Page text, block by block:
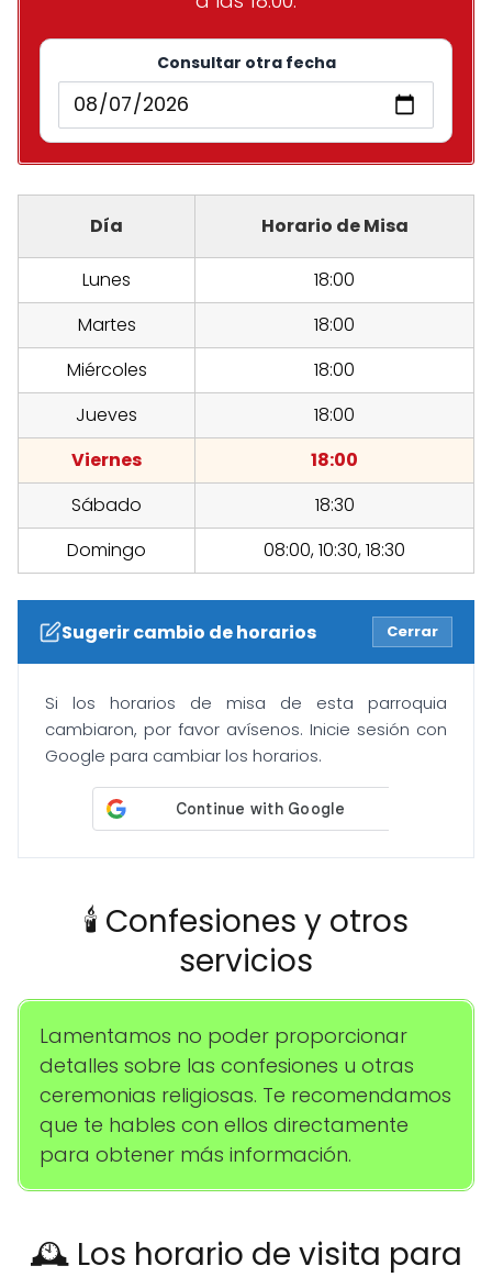
Consultar otra fecha
Día Horario de Misa
Lunes
18:00
Martes
18:00
Miércoles
18:00
Jueves
18:00
Viernes
18:00
Sábado
18:30
Domingo
08:00, 10:30, 18:30
Sugerir cambio de horarios Cerrar
Si los horarios de misa de esta parroquia
cambiaron, por favor avísenos. Inicie sesión con
Google para cambiar los horarios.
🕯️ Confesiones y otros
servicios
Lamentamos no poder proporcionar
detalles sobre las confesiones u otras
ceremonias religiosas. Te recomendamos
que te hables con ellos directamente
para obtener más información.
🕰️ Los horario de visita para